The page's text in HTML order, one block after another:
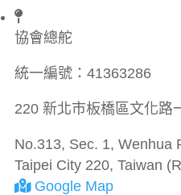
協會總舵
統一編號： 41363286
220 新北市板橋區文化路
No.313, Sec. 1, Wenhua
Taipei City 220, Taiwan
Google Map